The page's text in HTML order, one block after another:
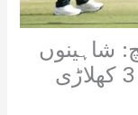
شاہینوں
کی شاندار باؤلنگ، کیویز کے 3 کھلاڑی